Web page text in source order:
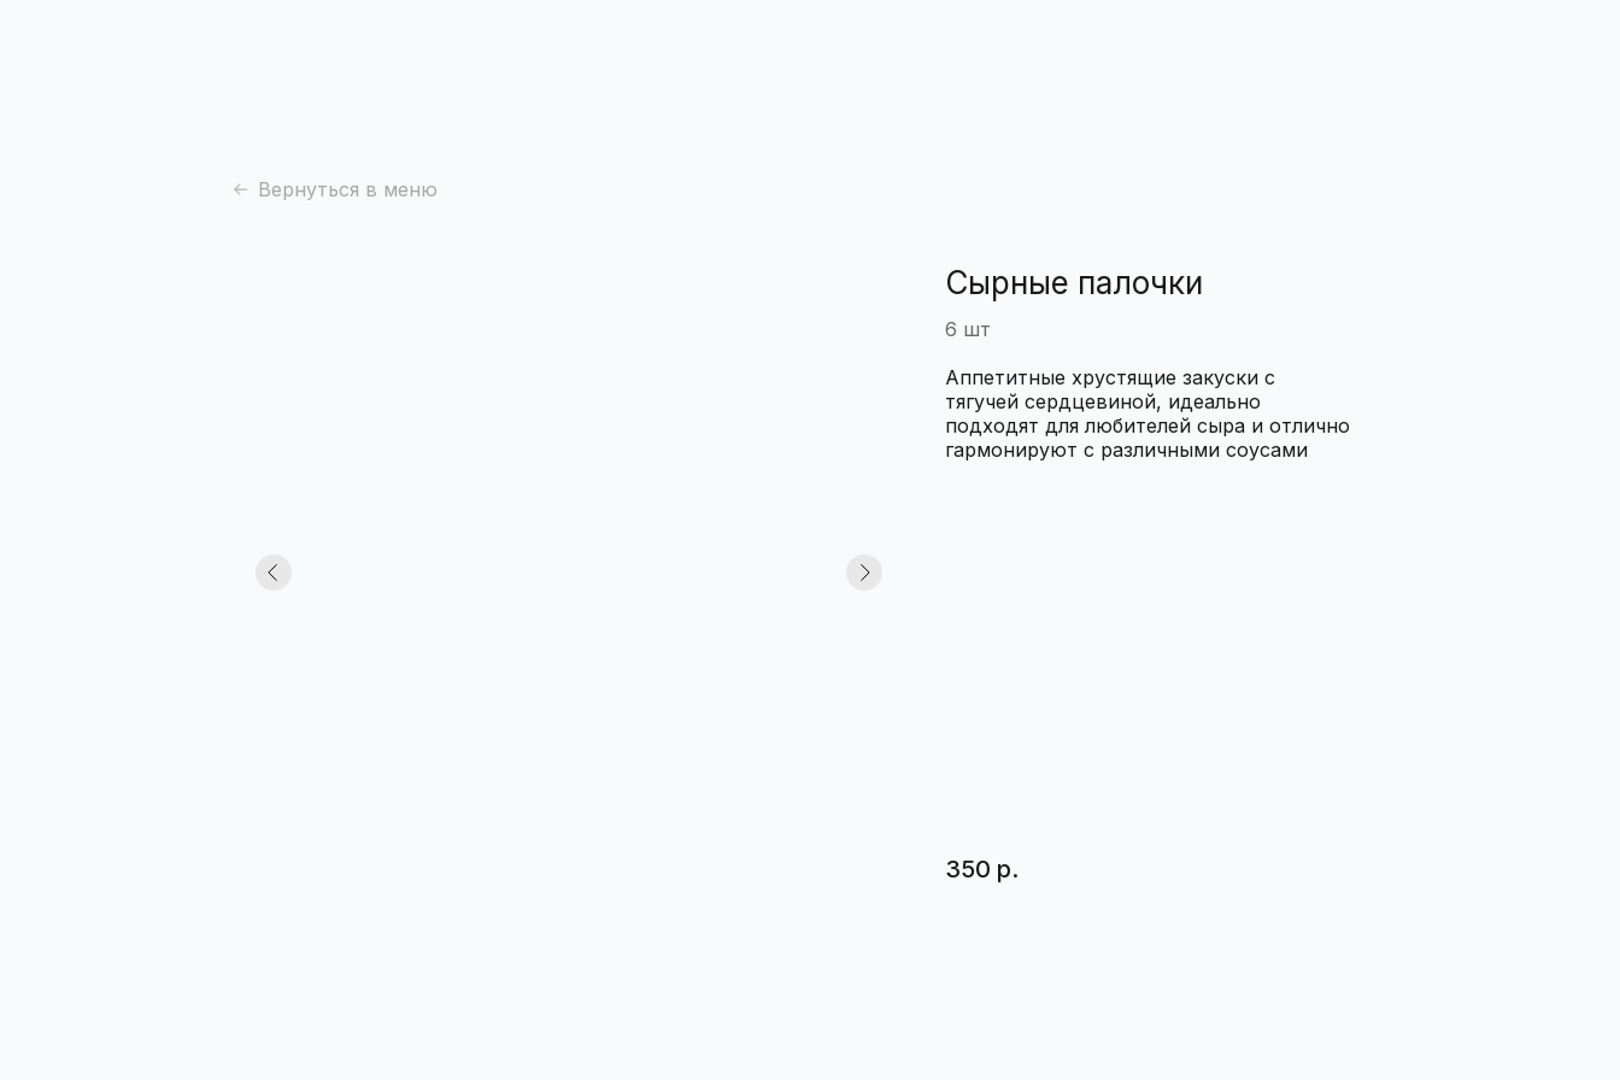
Сырные палочки
6 шт
Аппетитные хрустящие закуски с
тягучей сердцевиной, идеально
подходят для любителей сыра и отлично
гармонируют с различными соусами
350 р.
Вернуться в меню